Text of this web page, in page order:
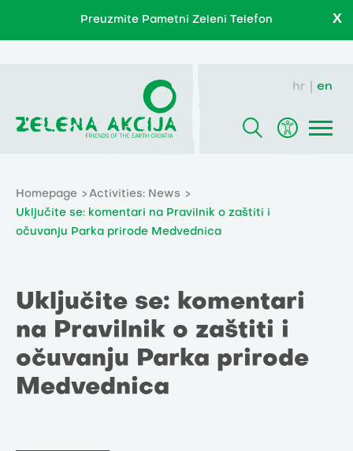
Preuzmite Pametni Zeleni Telefon X
hr en
Homepage
Activities: News
Uključite se: komentari na Pravilnik o zaštiti i
očuvanju Parka prirode Medvednica
Uključite se: komentari
na Pravilnik o zaštiti i
očuvanju Parka prirode
Medvednica